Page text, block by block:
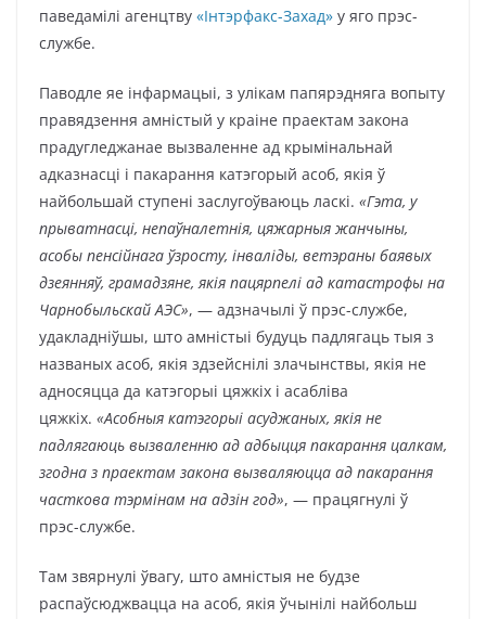
паведамілі агенцтву «Інтэрфакс-Захад» у яго прэс-
службе.
Паводле яе інфармацыі, з улікам папярэдняга вопыту
правядзення амністый у краіне праектам закона
прадугледжанае вызваленне ад крымінальнай
адказнасці і пакарання катэгорый асоб, якія ў
найбольшай ступені заслугоўваюць ласкі. «Гэта, у
прыватнасці, непаўналетнія, цяжарныя жанчыны,
асобы пенсійнага ўзросту, інваліды, ветэраны баявых
дзеянняў, грамадзяне, якія пацярпелі ад катастрофы на
Чарнобыльскай АЭС», — адзначылі ў прэс-службе,
удакладніўшы, што амністыі будуць падлягаць тыя з
названых асоб, якія здзейснілі злачынствы, якія не
адносяцца да катэгорыі цяжкіх і асабліва
цяжкіх. «Асобныя катэгорыі асуджаных, якія не
падлягаюць вызваленню ад адбыцця пакарання цалкам,
згодна з праектам закона вызваляюцца ад пакарання
часткова тэрмінам на адзін год», — працягнулі ў
прэс-службе.
Там звярнулі ўвагу, што амністыя не будзе
распаўсюджвацца на асоб, якія ўчынілі найбольш